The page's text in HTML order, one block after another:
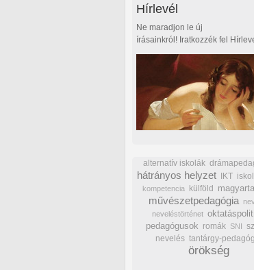
Hírlevél
Ne maradjon le új
írásainkról! Iratkozzék fel
alternatív iskolák
hátrányos helyzet IKT
kompetencia külföld
művészetpedagógia
neveléstörténet
pedagógusok romák SNI
nevelés tantárgy-
örökség